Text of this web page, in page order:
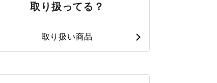
取り扱ってる？
取り扱い商品